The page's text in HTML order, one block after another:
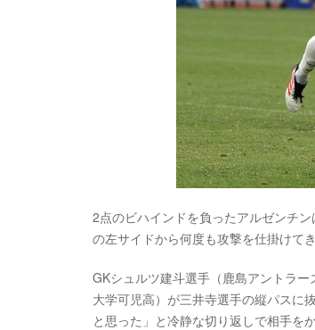
2点のビハインドを負ったアルゼンチ
の左サイドから何度も攻撃を仕掛けてき
GKシュルツ建斗選手（鹿島アントラ
大学可児高）が三井寺選手の縦パスに
と思った」と冷静な切り返しで相手を